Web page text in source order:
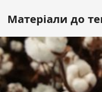
Матеріали до